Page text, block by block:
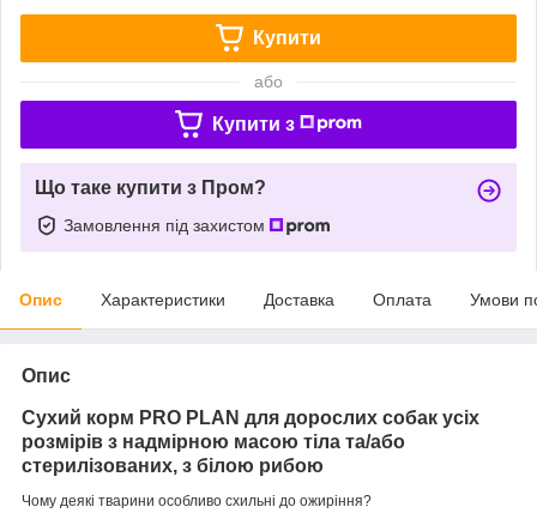
Купити
або
Купити з
Що таке купити з Пром?
Замовлення під захистом
Опис Характеристики Доставка Оплата Умови
Опис
Сухий корм PRO PLAN для дорослих собак усіх
розмірів з надмірною масою тіла та/або
стерилізованих, з білою рибою
Чому деякі тварини особливо схильні до ожиріння?